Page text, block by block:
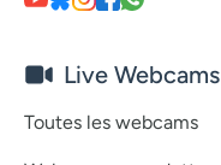
Live Webcams
Toutes les webcams